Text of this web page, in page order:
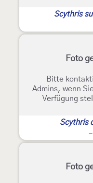
Scythris
-
Foto
Bitte
Admins, wenn
Verfügung
Scythris
-
Foto